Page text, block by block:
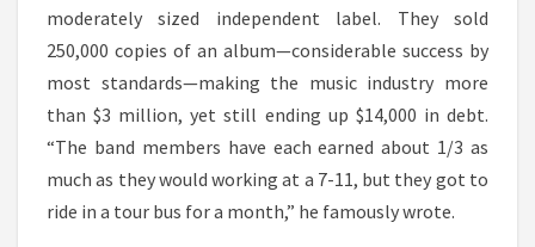
moderately sized independent label. They sold
250,000 copies of an album—considerable success by
most standards—making the music industry more
than $3 million, yet still ending up $14,000 in debt.
“The band members have each earned about 1/3 as
much as they would working at a 7-11, but they got to
ride in a tour bus for a month,” he famously wrote.